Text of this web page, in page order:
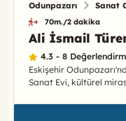
Odunpazarı Sanat
70m./2 dakika
Ali İsmail
4.3 - 8
Eskişehir
Sanat Evi, kültürel